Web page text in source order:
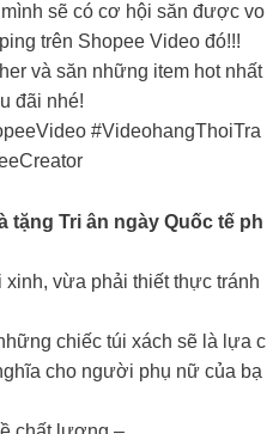
sẽ có cơ hội săn được vo
trên Shopee Video đó!!!
và săn những item hot nhất
đãi nhé!
#VideohangThoiTra
tặng Tri ân ngày Quốc tế ph
vừa phải thiết thực tránh
chiếc túi xách sẽ là lựa c
cho người phụ nữ của bạ